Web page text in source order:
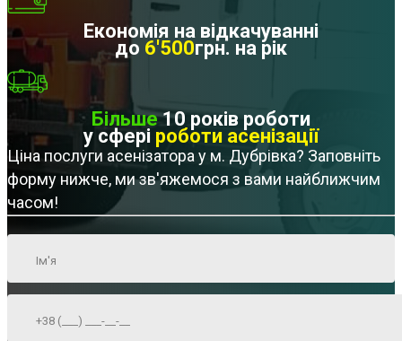
Економія на відкачуванні
до 6'500грн. на рік
Більше10 років роботи
у сфері роботи асенізації
Ціна послуги асенізатора у м. Дубрівка? Заповніть
форму нижче, ми зв'яжемося з вами найближчим
часом!